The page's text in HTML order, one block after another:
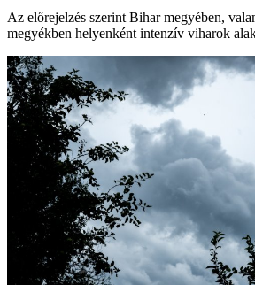
Az előrejelzés szerint Bihar megyében,
megyékben helyenként intenzív viharok